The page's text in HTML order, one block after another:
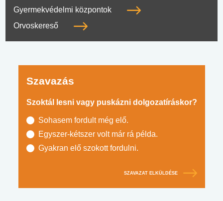
Gyermekvédelmi központok
Orvoskereső
Szavazás
Szoktál lesni vagy puskázni dolgozatíráskor?
Sohasem fordult még elő.
Egyszer-kétszer volt már rá példa.
Gyakran elő szokott fordulni.
SZAVAZAT ELKÜLDÉSE